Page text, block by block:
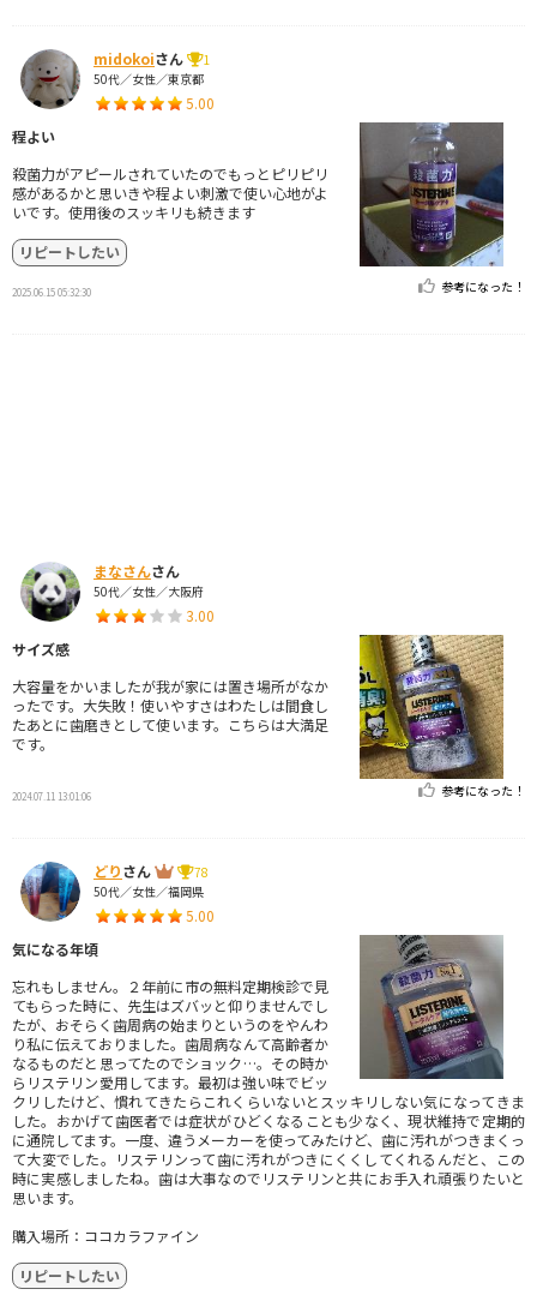
midokoiさん
1
50代／女性／東京都
5.00
程よい
殺菌力がアピールされていたのでもっとピリピリ
感があるかと思いきや程よい刺激で使い心地がよ
いです。使用後のスッキリも続きます
リピートしたい
2025.06.15 05:32:30 参考になった！
まなさんさん
50代／女性／大阪府
3.00
サイズ感
大容量をかいましたが我が家には置き場所がなか
ったです。大失敗！使いやすさはわたしは間食し
たあとに歯磨きとして使います。こちらは大満足
です。
2024.07.11 13:01:06 参考になった！
どりさん
78
50代／女性／福岡県
5.00
気になる年頃
忘れもしません。２年前に市の無料定期検診で見
てもらった時に、先生はズバッと仰りませんでし
たが、おそらく歯周病の始まりというのをやんわ
り私に伝えておりました。歯周病なんて高齢者か
なるものだと思ってたのでショック…。その時か
らリステリン愛用してます。最初は強い味でビッ
クリしたけど、慣れてきたらこれくらいないとスッキリしない気になってきま
した。おかげて歯医者では症状がひどくなることも少なく、現状維持で定期的
に通院してます。一度、違うメーカーを使ってみたけど、歯に汚れがつきまくっ
て大変でした。リステリンって歯に汚れがつきにくくしてくれるんだと、この
時に実感しましたね。歯は大事なのでリステリンと共にお手入れ頑張りたいと
思います。
購入場所：ココカラファイン
リピートしたい